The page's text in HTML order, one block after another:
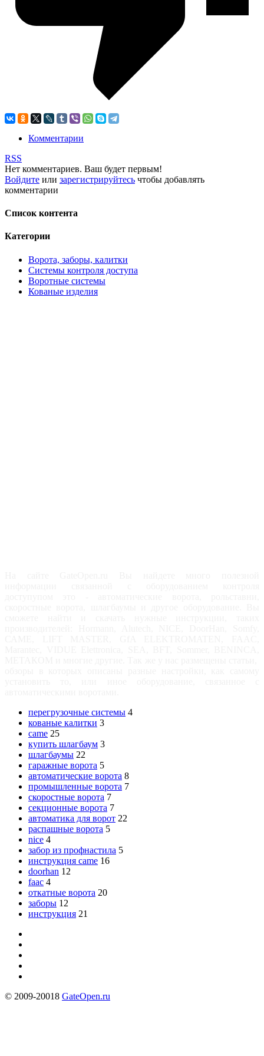
Комментарии
RSS
Нет комментариев. Ваш будет первым!
Войдите или зарегистрируйтесь чтобы добавлять
комментарии
Список контента
Категории
Ворота, заборы, калитки
Системы контроля доступа
Воротные системы
Кованые изделия
перегрузочные системы 4
кованые калитки 3
came 25
купить шлагбаум 3
шлагбаумы 22
гаражные ворота 5
автоматические ворота 8
промышленные ворота 7
скоростные ворота 7
секционные ворота 7
автоматика для ворот 22
распашные ворота 5
nice 4
забор из профнастила 5
инструкция came 16
doorhan 12
faac 4
откатные ворота 20
заборы 12
инструкция 21
© 2009-20018 GateOpen.ru